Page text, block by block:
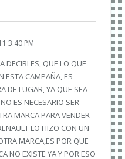
3:40 PM
DECIRLES, QUE LO QUE
ESTA CAMPAÑA, ES
DE LUGAR, YA QUE SEA
ES NECESARIO SER
MARCA PARA VENDER
LO HIZO CON UN
MARCA,ES POR QUE
NO EXISTE YA Y POR ESO